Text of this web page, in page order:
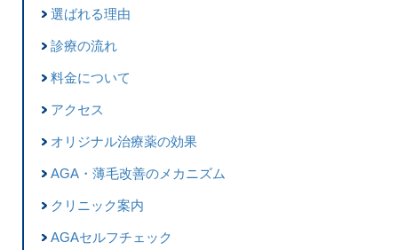
選ばれる理由
診療の流れ
料金について
アクセス
オリジナル治療薬の効果
AGA・薄毛改善のメカニズム
クリニック案内
AGAセルフチェック